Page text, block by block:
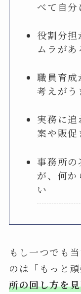
べて自分
役割分担
ムラがあ
職員育成
考えがう
実務に
案や販促
事務所の
が、何か
い
もし一つでも
のは「もっと
所の回し方を